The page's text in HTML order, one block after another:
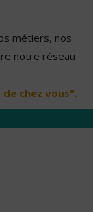
métiers, nos
notre réseau
chez vous".